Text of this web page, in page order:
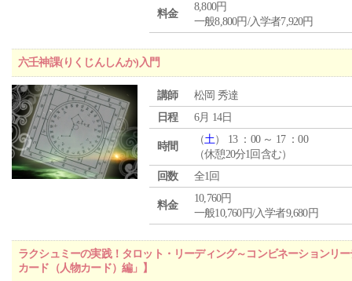
料金
8,800円
一般8,800円/入学者7,920円
六壬神課(りくじんしんか)入門
講師
松岡 秀達
日程
6月 14日
時間
（土） 13 ：00 ～ 17 ：00
（休憩20分1回含む）
回数
全1回
料金
10,760円
一般10,760円/入学者9,680円
ラクシュミーの実践！タロット・リーディング～コンビネーションリ
カード（人物カード）編」】